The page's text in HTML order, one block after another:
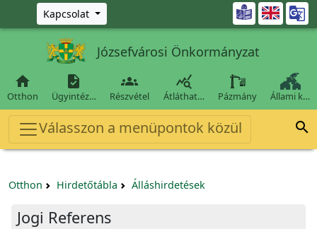
Ugrás a fő tartalomra
Kapcsolat 
Józsefvárosi Önkormányzat

Otthon

Ügyintéz…

Részvétel

Átláthat… Pázmány Állami k…
Válasszon a menüpontok közül 
Otthon Hirdetőtábla Álláshirdetések
Jogi Referens